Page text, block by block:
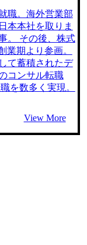
職。海外営業部
本本社を取りま
。 その後、株式
業期より参画。
て蓄積されたデ
コンサル転職
を数多く実現。
View More